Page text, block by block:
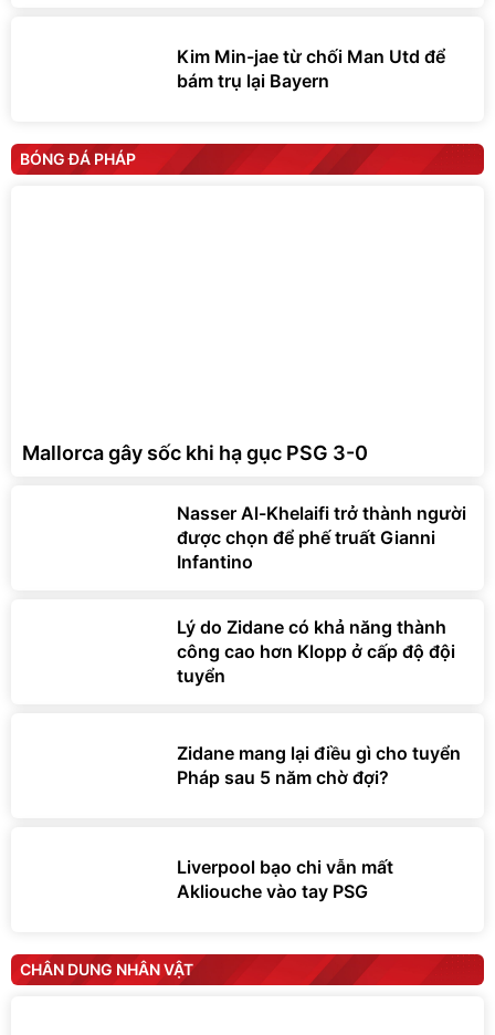
Kim Min-jae từ chối Man Utd để
bám trụ lại Bayern
BÓNG ĐÁ PHÁP
Mallorca gây sốc khi hạ gục PSG 3-0
Nasser Al-Khelaifi trở thành người
được chọn để phế truất Gianni
Infantino
Lý do Zidane có khả năng thành
công cao hơn Klopp ở cấp độ đội
tuyển
Zidane mang lại điều gì cho tuyển
Pháp sau 5 năm chờ đợi?
Liverpool bạo chi vẫn mất
Akliouche vào tay PSG
CHÂN DUNG NHÂN VẬT